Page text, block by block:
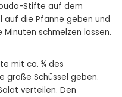
Stifte auf dem
auf die Pfanne geben und
schmelzen lassen.
mit ca. ¾ des
große Schüssel geben.
verteilen. Den